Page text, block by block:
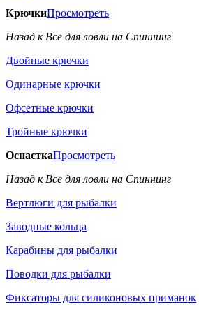
КрючкиПросмотреть
Назад к Все для ловли на Спиннинг
Двойные крючки
Одинарные крючки
Офсетные крючки
Тройные крючки
ОснасткаПросмотреть
Назад к Все для ловли на Спиннинг
Вертлюги для рыбалки
Заводные кольца
Карабины для рыбалки
Поводки для рыбалки
Фиксаторы для силиконовых приманок